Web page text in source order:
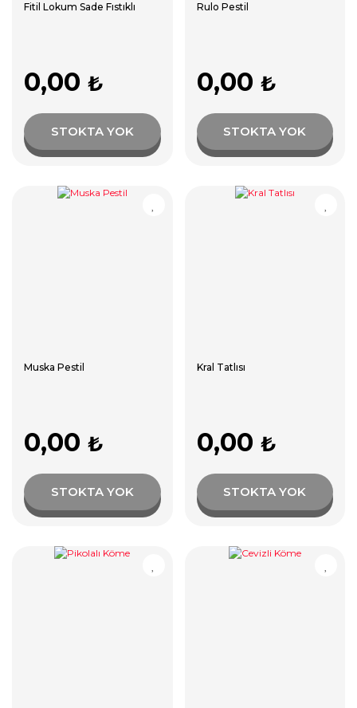
Fitil Lokum Sade Fıstıklı
0,00 ₺
STOKTA YOK
Rulo Pestil
0,00 ₺
STOKTA YOK
Muska Pestil
0,00 ₺
STOKTA YOK
Kral Tatlısı
0,00 ₺
STOKTA YOK